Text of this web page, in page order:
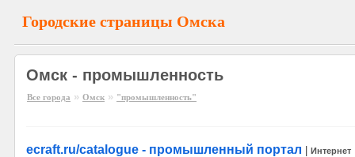
Городские страницы Омска
Омск - промышленность
Все города » Омск » "промышленность"
ecraft.ru/catalogue - промышленный портал Интернет